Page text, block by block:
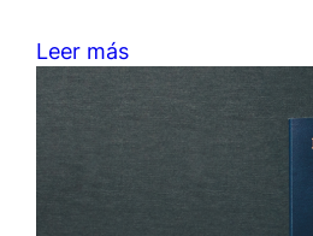
Leer más